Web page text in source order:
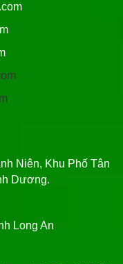
Niên, Khu Phố Tân
Dương.
Long An